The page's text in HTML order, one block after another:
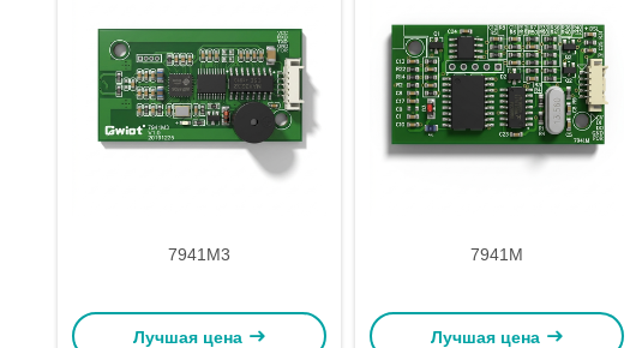
7941М3
Лучшая цена
7941М
Лучшая цена